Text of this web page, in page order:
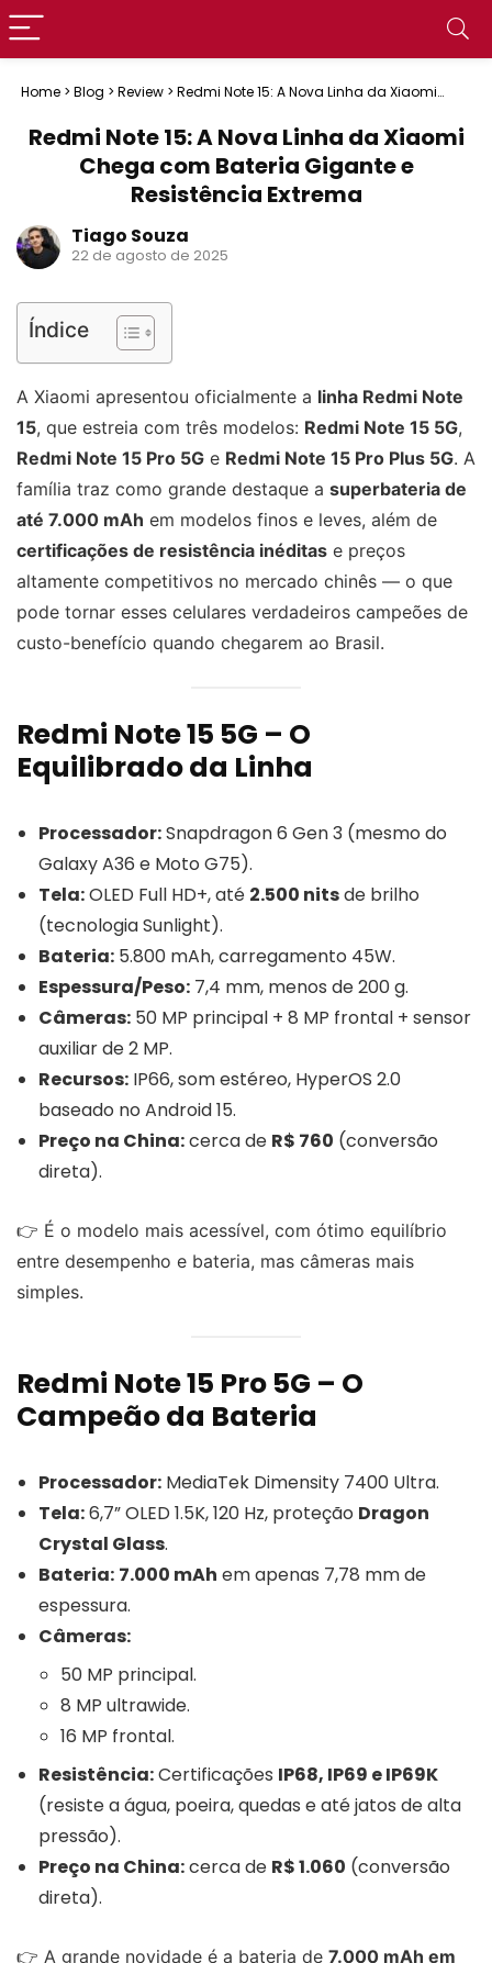
Home > Blog > Review > Redmi Note 15: A Nova Linha da Xiaomi
Redmi Note 15: A Nova Linha da Xiaomi
Chega com Bateria Gigante e
Resistência Extrema
Tiago Souza
22 de agosto de 2025
Índice
A Xiaomi apresentou oficialmente a linha Redmi Note
15, que estreia com três modelos: Redmi Note 15 5G,
Redmi Note 15 Pro 5G e Redmi Note 15 Pro Plus 5G. A
família traz como grande destaque a superbateria de
até 7.000 mAh em modelos finos e leves, além de
certificações de resistência inéditas e preços
altamente competitivos no mercado chinês — o que
pode tornar esses celulares verdadeiros campeões de
custo-benefício quando chegarem ao Brasil.
Redmi Note 15 5G – O
Equilibrado da Linha
Processador:Snapdragon 6 Gen 3 (mesmo do
Galaxy A36 e Moto G75).
Tela:OLED Full HD+, até 2.500 nitsde brilho
(tecnologia Sunlight).
Bateria: 5.800 mAh, carregamento 45W.
Espessura/Peso: 7,4 mm, menos de 200 g.
Câmeras: 50 MP principal + 8 MP frontal + sensor
auxiliar de 2 MP.
Recursos: IP66, som estéreo, HyperOS 2.0
baseado no Android 15.
Preço na China:cerca de R$ 760 (conversão
direta).
👉 É o modelo mais acessível, com ótimo equilíbrio
entre desempenho e bateria, mas câmeras mais
simples.
Redmi Note 15 Pro 5G – O
Campeão da Bateria
Processador: MediaTek Dimensity 7400 Ultra.
Tela:6,7” OLED 1.5K, 120 Hz, proteção Dragon
Crystal Glass.
Bateria: 7.000 mAh em apenas 7,78 mm de
espessura.
Câmeras:
50 MP principal.
8 MP ultrawide.
16 MP frontal.
Resistência:Certificações IP68, IP69 e IP69K
(resiste a água, poeira, quedas e até jatos de alta
pressão).
Preço na China:cerca de R$ 1.060 (conversão
direta).
👉 A grande novidade é a bateria de 7.000 mAh em